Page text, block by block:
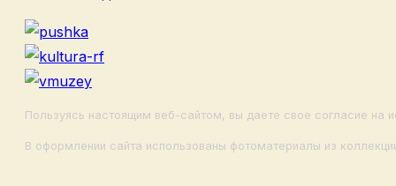
Пользуясь настоящим веб-сайтом, вы даете свое согласие на
В оформлении сайта использованы фотоматериалы из